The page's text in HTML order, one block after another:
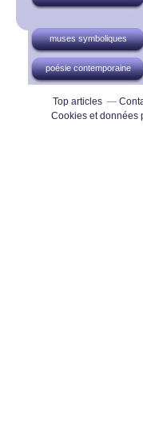
muses symboliques
poésie contemporaine
Top articles
Cookies et données